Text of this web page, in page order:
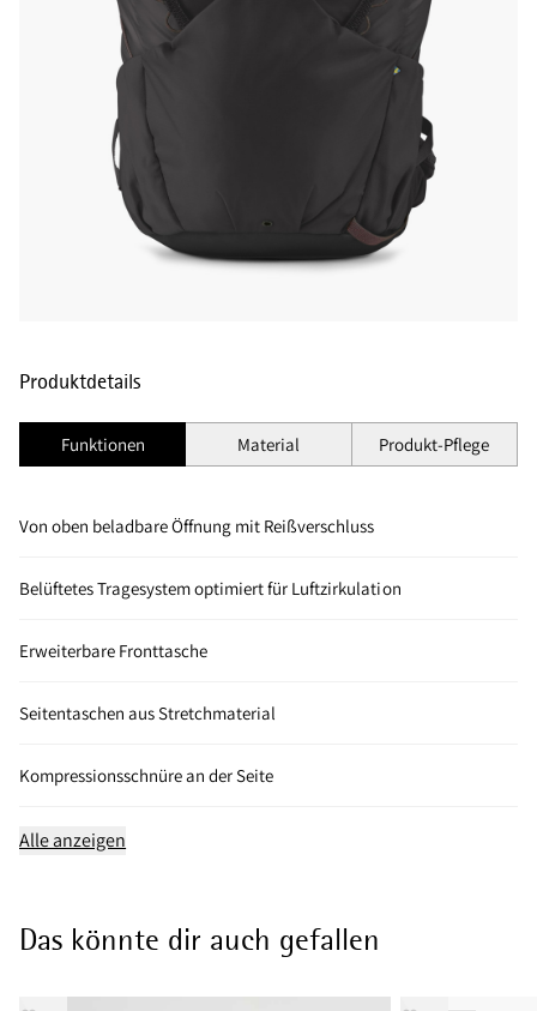
Produktdetails
Funktionen Material Produkt-Pflege
Von oben beladbare Öffnung mit Reißverschluss
Belüftetes Tragesystem optimiert für Luftzirkulation
Erweiterbare Fronttasche
Seitentaschen aus Stretchmaterial
Kompressionsschnüre an der Seite
Alle anzeigen
Das könnte dir auch gefallen